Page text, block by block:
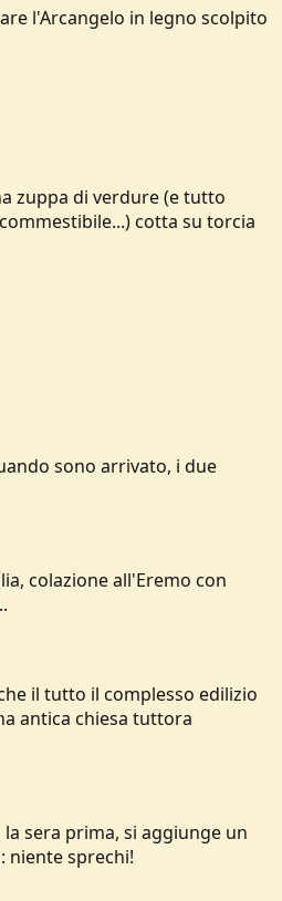
l'Arcangelo in legno scolpito
zuppa di verdure (e tutto
cotta su torcia
sono arrivato, i due
colazione all'Eremo con
il tutto il complesso edilizio
antica chiesa tuttora
sera prima, si aggiunge un
niente sprechi!